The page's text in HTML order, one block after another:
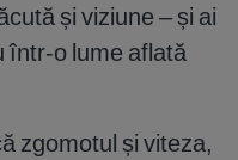
și viziune – și ai
într-o lume aflată
zgomotul și viteza,